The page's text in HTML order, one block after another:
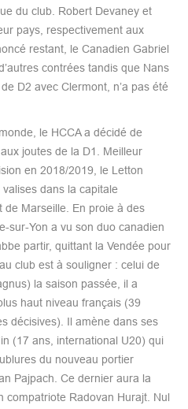
du club. Robert Devaney et
pays, respectivement aux
restant, le Canadien Gabriel
contrées tandis que Nans
D2 avec Clermont, n’a pas été
le HCCA a décidé de
joutes de la D1. Meilleur
en 2018/2019, le Letton
dans la capitale
Marseille. En proie à des
sur-Yon a vu son duo canadien
partir, quittant la Vendée pour
club est à souligner : celui de
la saison passée, il a
haut niveau français (39
décisives). Il amène dans ses
(17 ans, international U20) qui
du nouveau portier
Pajpach. Ce dernier aura la
compatriote Radovan Hurajt. Nul